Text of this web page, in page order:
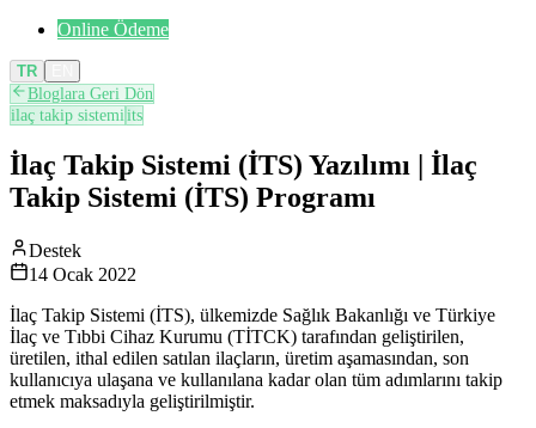
Online Ödeme
TR
Bloglara Geri Dön
ilaç takip sistemiits
İlaç Takip Sistemi (İTS) Yazılımı | İlaç
Takip Sistemi (İTS) Programı
Destek
14 Ocak 2022
İlaç Takip Sistemi (İTS), ülkemizde Sağlık Bakanlığı ve Türkiye
İlaç ve Tıbbi Cihaz Kurumu (TİTCK) tarafından geliştirilen,
üretilen, ithal edilen satılan ilaçların, üretim aşamasından, son
kullanıcıya ulaşana ve kullanılana kadar olan tüm adımlarını takip
etmek maksadıyla geliştirilmiştir.